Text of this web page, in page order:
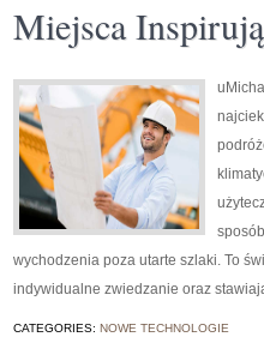
Miejsca
wychodzenia poza utarte szlaki. To
indywidualne zwiedzanie oraz
CATEGORIES: NOWE TECHNOLOGIE